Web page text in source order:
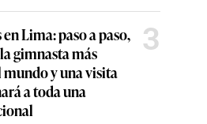
Lima: paso a paso,
gimnasta más
y una visita
a toda una
3